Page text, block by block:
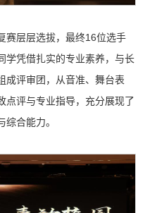
赛层层选拔，最终16位选手
学凭借扎实的专业素养，与长
成评审团，从音准、舞台表
点评与专业指导，充分展现了
合能力。